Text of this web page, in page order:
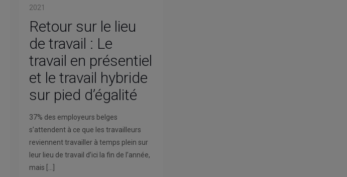
2021
Retour sur le lieu
de travail : Le
travail en présentiel
et le travail hybride
sur pied d’égalité
37% des employeurs belges
s’attendent à ce que les travailleurs
reviennent travailler à temps plein sur
leur lieu de travail d’ici la fin de l’année,
mais […]